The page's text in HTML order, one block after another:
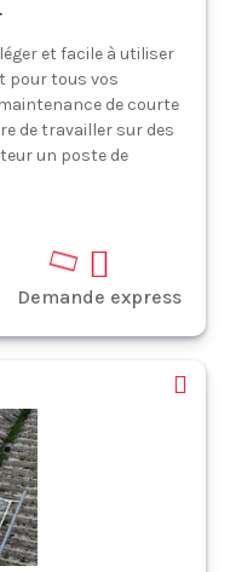
et facile à utiliser
pour tous vos
de courte
de travailler sur des
un poste de
Demande express